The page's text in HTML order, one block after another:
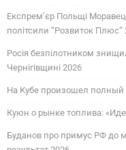
Експрем’єр Польщі
політсили “Розвиток Плюс”
Росія безпілотником
Чернігівщині 2026
На Кубе произошел полный
Куюн о рынке топлива:
Буданов про примус РФ до